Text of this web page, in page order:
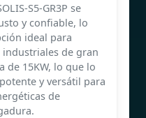
S5-GR3P se
y confiable, lo
ideal para
industriales de gran
de 15KW, lo que lo
y versátil para
de